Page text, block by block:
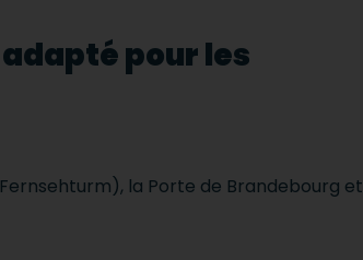
pour les
la Porte de Brandebourg et